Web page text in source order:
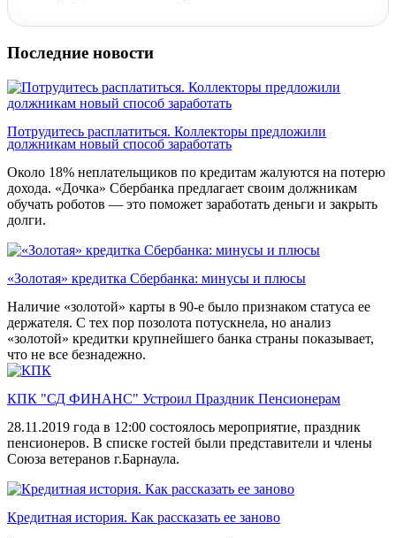
Последние новости
Потрудитесь расплатиться. Коллекторы предложили
должникам новый способ заработать
Около 18% неплательщиков по кредитам жалуются на потерю
дохода. «Дочка» Сбербанка предлагает своим должникам
обучать роботов — это поможет заработать деньги и закрыть
долги.
«Золотая» кредитка Сбербанка: минусы и плюсы
Наличие «золотой» карты в 90-е было признаком статуса ее
держателя. С тех пор позолота потускнела, но анализ
«золотой» кредитки крупнейшего банка страны показывает,
что не все безнадежно.
КПК "СД ФИНАНС" Устроил Праздник Пенсионерам
28.11.2019 года в 12:00 состоялось мероприятие, праздник
пенсионеров. В списке гостей были представители и члены
Союза ветеранов г.Барнаула.
Кредитная история. Как рассказать ее заново